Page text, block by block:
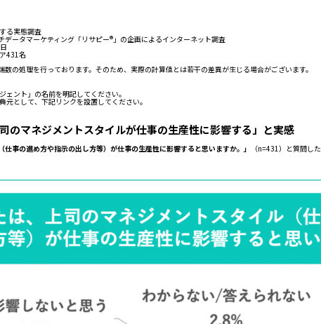
る実態調査
データマーケティング「リサピー®︎」の企画によるインターネット調査
431名
の処理を行っております。そのため、実際の計算値とは若干の差異が生じる場合がございます。
ント」の名前を明記してください。
として、下記リンクを設置してください。
マネジメントスタイルが仕事の生産性に影響する」と実感
事の進め方や指示の出し方等）が仕事の生産性に影響すると思いますか。」 （n=431）と質問した